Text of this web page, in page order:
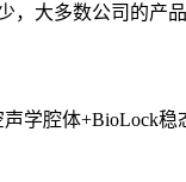
大多数公司的产
学腔体+BioLock